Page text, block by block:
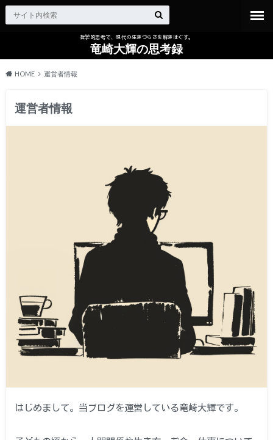
哲学的思考で、現代の生きづらさを解きほぐす。
竜崎大輝の思考録
HOME 運営者情報
運営者情報
はじめまして。当ブログを運営している竜崎大輝です。